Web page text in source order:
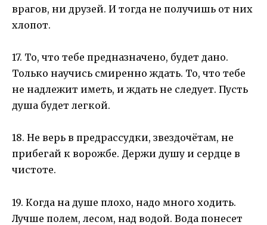
врагов, ни друзей. И тогда не получишь от них
хлопот.
17. То, что тебе предназначено, будет дано.
Только научись смиренно ждать. То, что тебе
не надлежит иметь, и ждать не следует. Пусть
душа будет легкой.
18. Не верь в предрассудки, звездочётам, не
прибегай к ворожбе. Держи душу и сердце в
чистоте.
19. Когда на душе плохо, надо много ходить.
Лучше полем, лесом, над водой. Вода понесет